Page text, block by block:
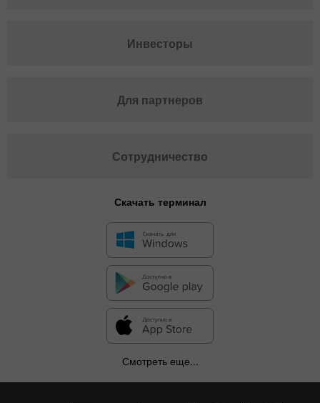
Инвесторы
Для партнеров
Сотрудничество
Скачать терминал
Смотреть еще...